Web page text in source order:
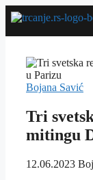
Bojana Savić
Tri
mitingu
12.06.2023